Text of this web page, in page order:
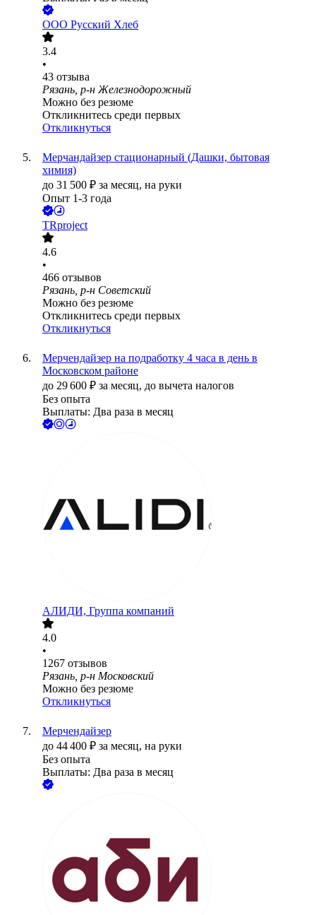
ООО Русский Хлеб
3.4
•
43 отзыва
Рязань, р-н Железнодорожный
Можно без резюме
Откликнитесь среди первых
Откликнуться
Мерчандайзер стационарный (Дашки, бытовая
химия)
до 31 500 ₽ за месяц, на руки
Опыт 1-3 года
TRproject
4.6
•
466 отзывов
Рязань, р-н Советский
Можно без резюме
Откликнитесь среди первых
Откликнуться
Мерчендайзер на подработку 4 часа в день в
Московском районе
до 29 600 ₽ за месяц, до вычета налогов
Без опыта
Выплаты: Два раза в месяц
АЛИДИ, Группа компаний
4.0
•
1267 отзывов
Рязань, р-н Московский
Можно без резюме
Откликнуться
Мерчендайзер
до 44 400 ₽ за месяц, на руки
Без опыта
Выплаты: Два раза в месяц